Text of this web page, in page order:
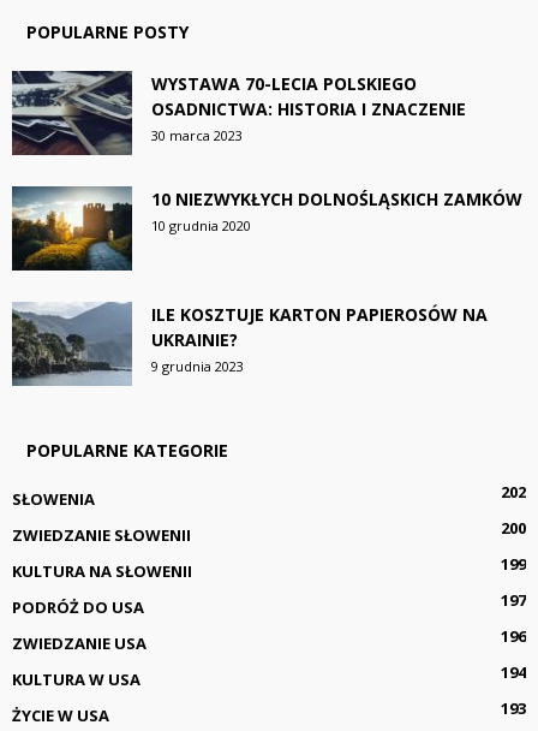
POPULARNE POSTY
WYSTAWA 70-LECIA POLSKIEGO
OSADNICTWA: HISTORIA I ZNACZENIE
30 marca 2023
10 NIEZWYKŁYCH DOLNOŚLĄSKICH ZAMKÓW
10 grudnia 2020
ILE KOSZTUJE KARTON PAPIEROSÓW NA
UKRAINIE?
9 grudnia 2023
POPULARNE KATEGORIE
SŁOWENIA
202
ZWIEDZANIE SŁOWENII
200
KULTURA NA SŁOWENII
199
PODRÓŻ DO USA
197
ZWIEDZANIE USA
196
KULTURA W USA
194
ŻYCIE W USA
193